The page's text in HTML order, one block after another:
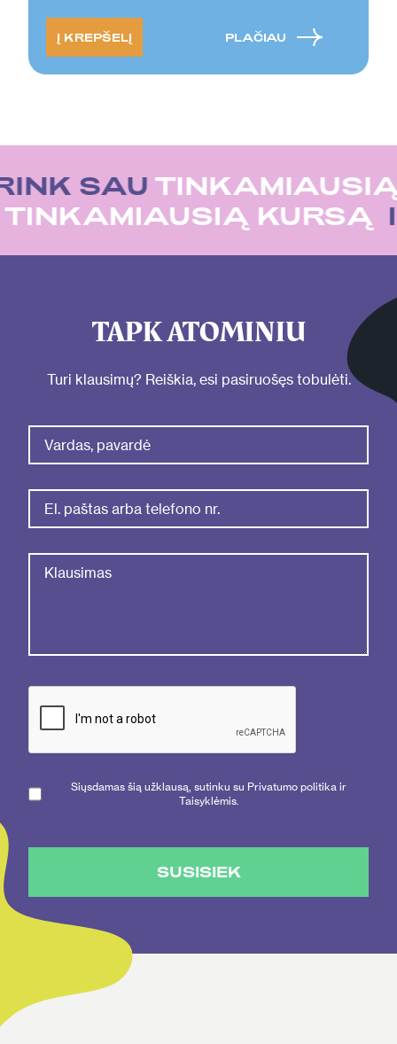
Į KREPŠELĮ PLAČIAU
SAU
TINKAMIAUSIĄ KURSĄ
TAPK ATOMINIU
Turi klausimų? Reiškia, esi pasiruošęs tobulėti.
Siųsdamas šią užklausą, sutinku su Privatumo politika ir
Taisyklėmis.
SUSISIEK